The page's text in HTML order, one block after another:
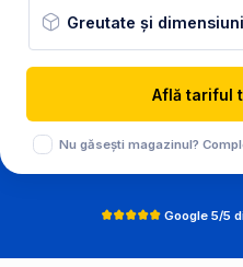
Greutate și dimensiuni
Află tariful
Nu găsești magazinul?
Google 5/5